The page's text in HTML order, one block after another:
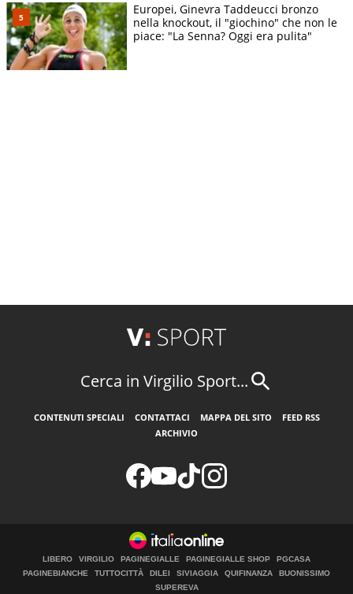
Europei, Ginevra Taddeucci bronzo
nella knockout, il "giochino" che non le
piace: "La Senna? Oggi era pulita"
Cerca in Virgilio Sport...
CONTENUTI SPECIALI CONTATTACI MAPPA DEL SITO
FEED RSS
ARCHIVIO
LIBERO VIRGILIO PAGINEGIALLE PAGINEGIALLE SHOP
PGCASA
PAGINEBIANCHE
TUTTOCITTÀ DILEI SIVIAGGIA QUIFINANZA
BUONISSIMO
SUPEREVA